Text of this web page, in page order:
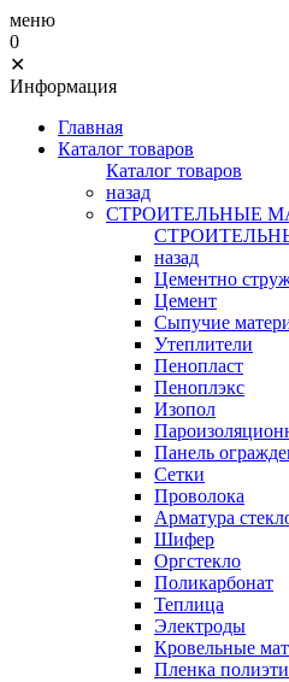
меню
0
✕
Информация
Главная
Каталог товаров
Каталог товаров
назад
СТРОИТЕЛЬНЫЕ
назад
Цементно
Цемент
Сыпучие
Утеплители
Пенопласт
Пеноплэкс
Изопол
Панель
Сетки
Проволока
Арматура
Шифер
Оргстекло
Поликарбонат
Теплица
Электроды
Кровельные
Пленка